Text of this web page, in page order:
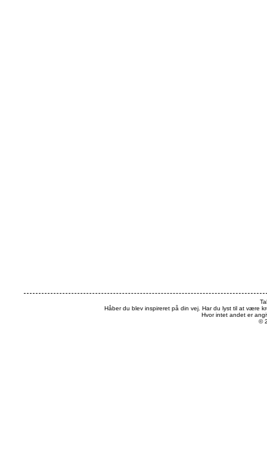
Håber du blev inspireret på din vej. Har du lyst til at være
Hvor intet andet er
©